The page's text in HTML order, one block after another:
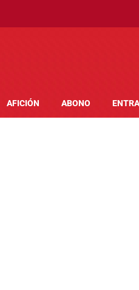
AFICIÓN ABONO